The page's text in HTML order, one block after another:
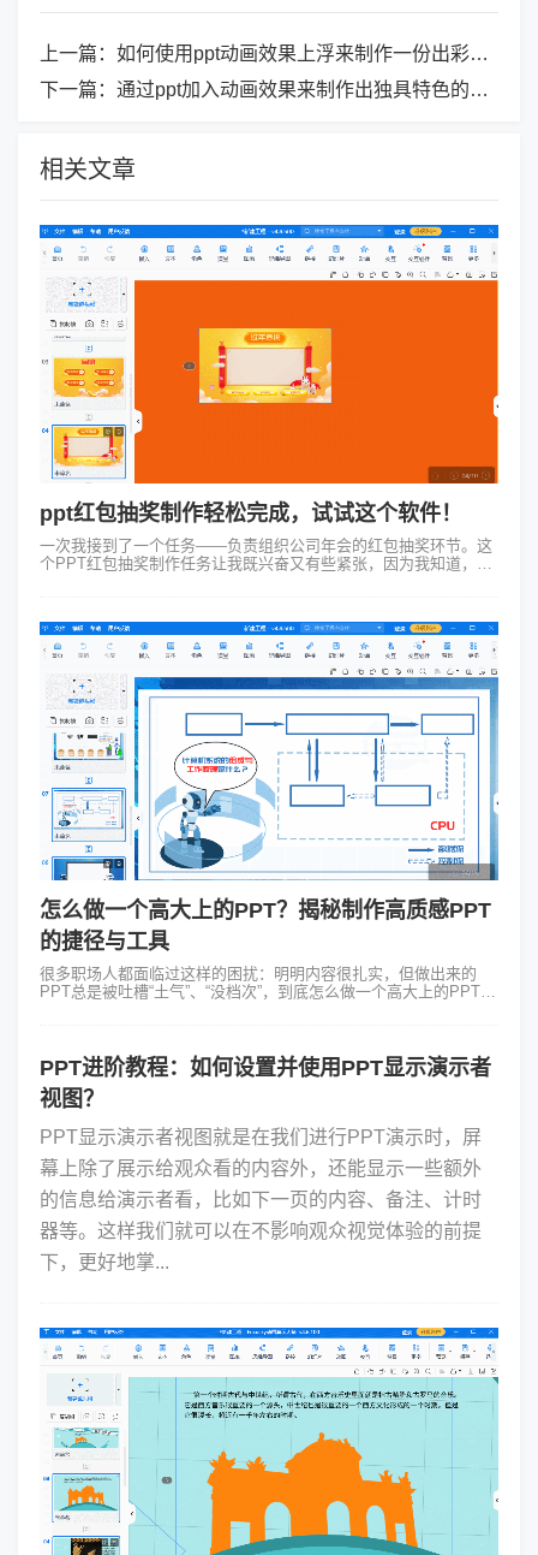
上一篇： 如何使用ppt动画效果上浮来制作一份出彩的演示文稿呢？
下一篇： 通过ppt加入动画效果来制作出独具特色的演示稿件
相关文章
ppt红包抽奖制作轻松完成，试试这个软件！
一次我接到了一个任务——负责组织公司年会的红包抽奖环节。这
个PPT红包抽奖制作任务让我既兴奋又有些紧张，因为我知道，一
怎么做一个高大上的PPT？揭秘制作高质感PPT
的捷径与工具
很多职场人都面临过这样的困扰：明明内容很扎实，但做出来的
PPT总是被吐槽“土气”、“没档次”，到底怎么做一个高大上的PPT？
PPT进阶教程：如何设置并使用PPT显示演示者
视图？
PPT显示演示者视图就是在我们进行PPT演示时，屏
幕上除了展示给观众看的内容外，还能显示一些额外
的信息给演示者看，比如下一页的内容、备注、计时
器等。这样我们就可以在不影响观众视觉体验的前提
下，更好地掌...